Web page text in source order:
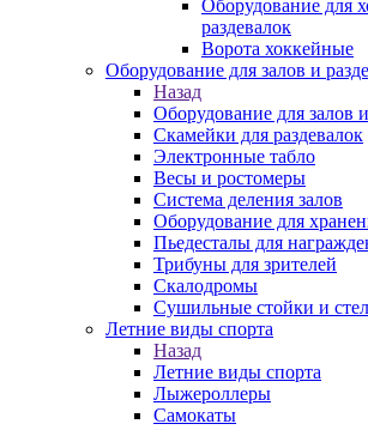
Оборудование для
раздевалок
Ворота хоккейные
Оборудование для залов и
Назад
Оборудование для залов
Скамейки для раздевалок
Электронные табло
Весы и ростомеры
Система деления залов
Оборудование для
Пьедесталы для
Трибуны для зрителей
Скалодромы
Сушильные стойки и
Летние виды спорта
Назад
Летние виды спорта
Лыжероллеры
Самокаты